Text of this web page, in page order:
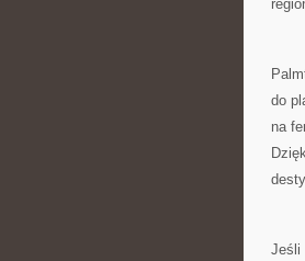
do
na
Jeśli